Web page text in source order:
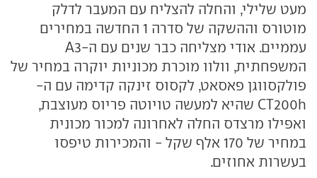
מעט שלילי, והחלה להצליח עם המעבר לדלק
מוטורס וההשקה של סדרה 1 החדשה במחירים
עממיים. אודי מצליחה כבר שנים עם ה-A3
המשפחתית, וולוו מוכרת מכוניות יוקרה במחיר של
פולקסווגן פאסאט, לקסוס זינקה קדימה עם ה-
CT200h שהיא למעשה טויוטה פריוס מעוצבת,
ואפילו מרצדס החלה לאחרונה למכור מכונית
במחיר של 170 אלף שקל - והמכירות טיפסו
בעשרות אחוזים.